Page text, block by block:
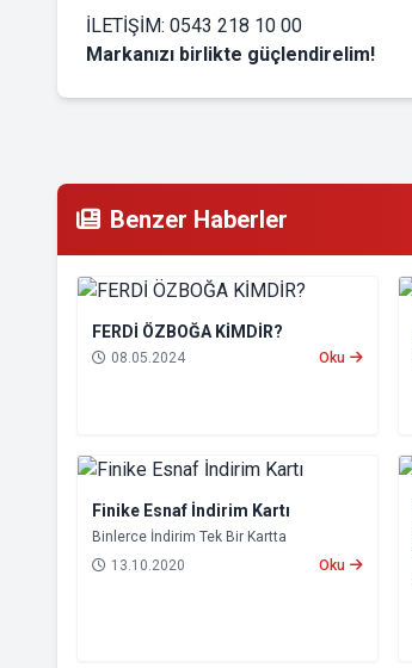
İLETİŞİM: 0543 218 10 00
Markanızı birlikte güçlendirelim!
Benzer Haberler
FERDİ ÖZBOĞA KİMDİR?
08.05.2024 Oku
Finike Esnaf İndirim Kartı
Binlerce İndirim Tek Bir Kartta
13.10.2020
Oku